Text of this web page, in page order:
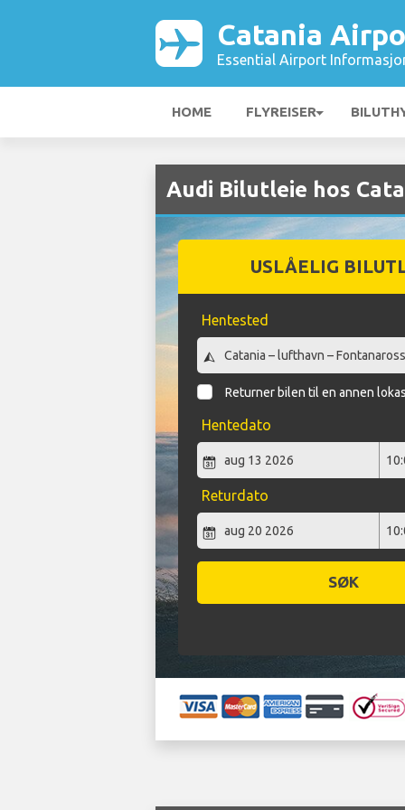
Catania
Essential Airport
HOME FLYREISER
Audi Bilutleie hos
USLÅELIG
Hentested
Returner bilen til en annen
Hentedato
Returdato
SØK